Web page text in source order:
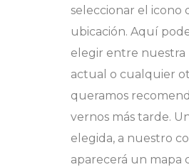
seleccionar el icono
ubicación. Aquí
elegir entre nuestra
actual o cualquier
queramos
vernos más tarde.
elegida, a nuestro
aparecerá un mapa